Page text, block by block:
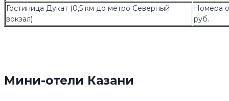
Гостиница Дукат (0,5 км до метро Северный
вокзал)
Номера
руб.
Мини-отели Казани